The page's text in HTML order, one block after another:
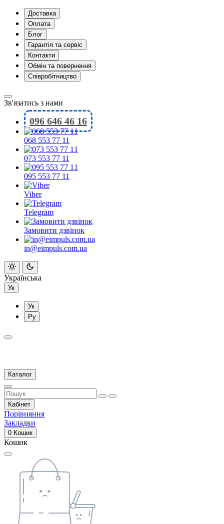
Доставка
Оплата
Блог
Гарантія та сервіс
Контакти
Обмін та повернення
Співробітництво
Зв'язатись з нами
096 646 46 16
068 553 77 11
073 553 77 11
095 553 77 11
Viber
Telegram
Замовити дзвінок
in@eimpuls.com.ua
Українська
Ук
Ук
Ру
Каталог
Кабінет
Порівняння
Закладки
0 Кошик
Кошик